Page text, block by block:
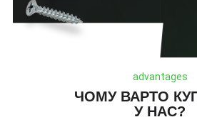
advantages
ЧОМУ ВАРТО
У НАС?